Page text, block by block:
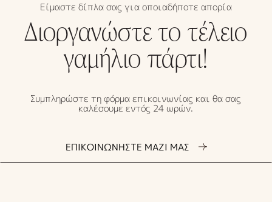
Είμαστε δίπλα σας για οποιαδήποτε απορία
Διοργανώστε το τέλειο
γαμήλιο πάρτι!
Συμπληρώστε τη φόρμα επικοινωνίας και θα σας
καλέσουμε εντός 24 ωρών.
ΕΠΙΚΟΙΝΩΝΗΣΤΕ ΜΑΖΙ ΜΑΣ